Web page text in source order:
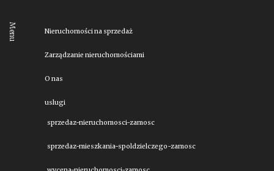
Menu Nieruchomości na sprzedaż
Zarządzanie nieruchomościami
O nas
uslugi
sprzedaz-nieruchomosci-zamosc
sprzedaz-mieszkania-spoldzielczego-zamosc